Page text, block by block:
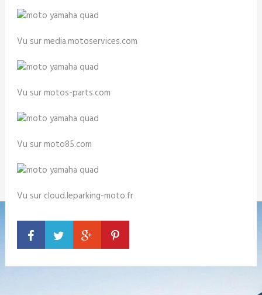
Vu sur media.motoservices.com
Vu sur motos-parts.com
Vu sur moto85.com
Vu sur cloud.leparking-moto.fr